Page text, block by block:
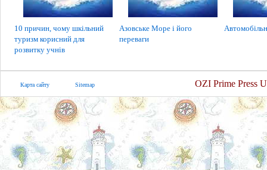
10 причин, чому шкільний
туризм корисний для
розвитку учнів
Азовське Море і його
переваги
Карта сайту Sitemap OZI Prime Press